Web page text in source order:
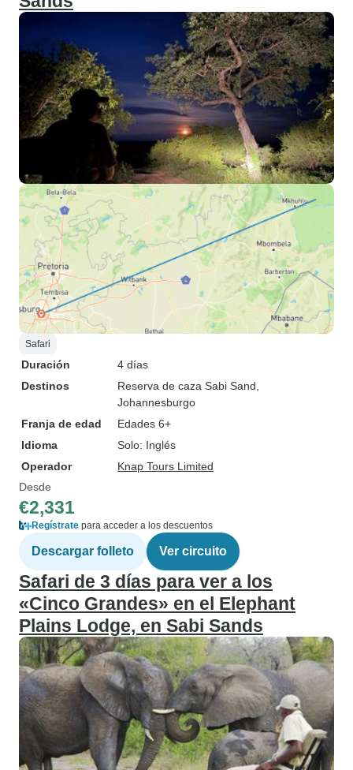
Safari
Duración
4 días
Destinos
Reserva de caza Sabi Sand
Johannesburgo
Franja de edad
Edades 6+
Idioma
Solo: Inglés
Operador
Knap Tours Limited
Desde
€2,331
Regístrate para acceder a los descuentos
Descargar folleto Ver circuito
Safari de 3 días para ver a los
«Cinco Grandes» en el Elephant
Plains Lodge, en Sabi Sands